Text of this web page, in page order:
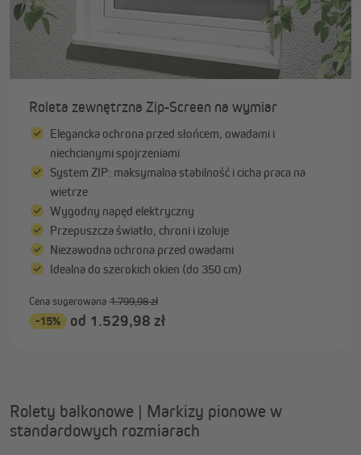
Roleta zewnętrzna Zip-Screen na wymiar
Elegancka ochrona przed słońcem, owadami i
niechcianymi spojrzeniami
System ZIP: maksymalna stabilność i cicha praca na
wietrze
Wygodny napęd elektryczny
Przepuszcza światło, chroni i izoluje
Niezawodna ochrona przed owadami
Idealna do szerokich okien (do 350 cm)
Cena sugerowana 1.799,98 zł
-15% od 1.529,98 zł
Rolety balkonowe | Markizy pionowe w
standardowych rozmiarach